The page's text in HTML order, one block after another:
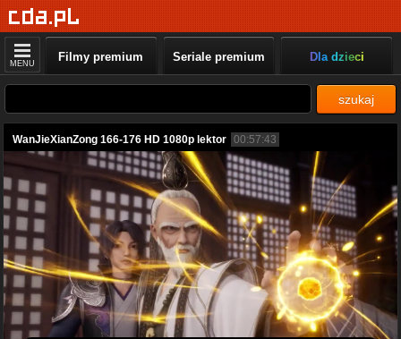
MENU Filmy premium Seriale premium Dla dzieci
szukaj
WanJieXianZong 166-176 HD 1080p lektor 00:57:43